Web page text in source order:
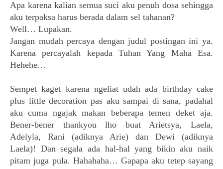
Apa karena kalian semua suci aku penuh dosa sehingga
aku terpaksa harus berada dalam sel tahanan?
Well… Lupakan.
Jangan mudah percaya dengan judul postingan ini ya.
Karena percayalah kepada Tuhan Yang Maha Esa.
Hehehe…
Sempet kaget karena ngeliat udah ada birthday cake
plus little decoration pas aku sampai di sana, padahal
aku cuma ngajak makan beberapa temen deket aja.
Bener-bener thankyou lho buat Arietsya, Laela,
Adelyla, Rani (adiknya Arie) dan Dewi (adiknya
Laela)! Dan segala ada hal-hal yang bikin aku naik
pitam juga pula. Hahahaha… Gapapa aku tetep sayang